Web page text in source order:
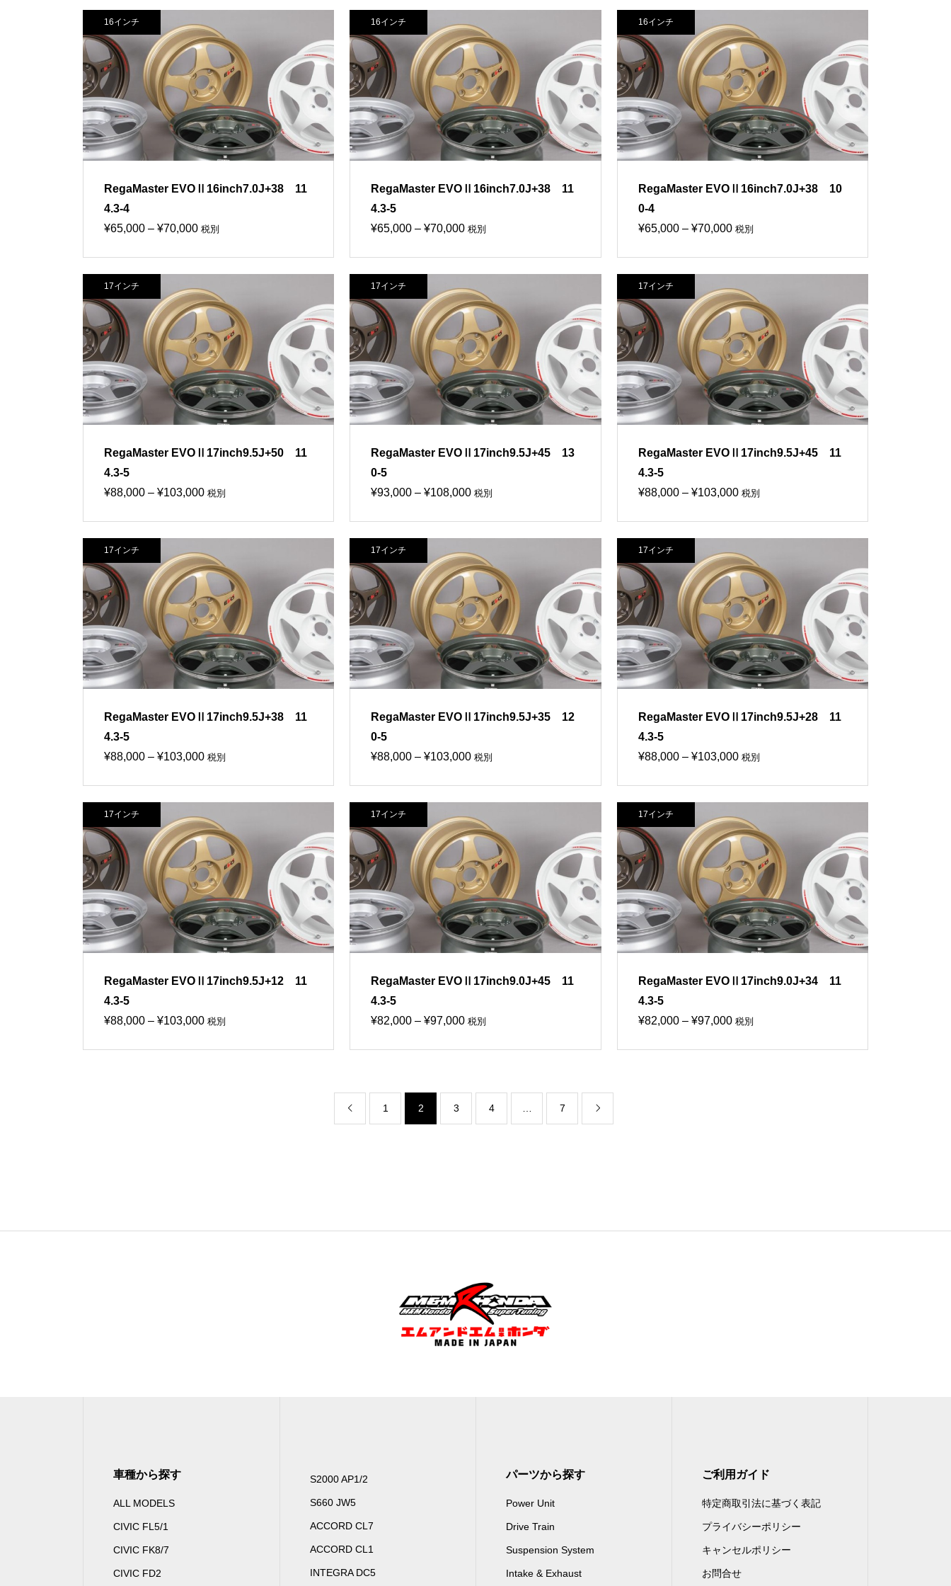
RegaMaster EVOⅡ16inch7.0J+38 11
4.3-4
¥65,000 – ¥70,000価
¥65,000
–
¥70,000
税別
16インチ
RegaMaster EVOⅡ16inch7.0J+38 11
4.3-5
¥65,000 –¥70,000価
¥65,000
–
¥70,000
税別
16インチ
RegaMaster EVOⅡ16inch7.0J+38 10
0-4
¥65,000 – ¥70,000価
¥65,000
–
¥70,000
税別
16インチ
RegaMaster EVOⅡ17inch9.5J+50 11
4.3-5
¥88,000 – ¥103,000価
¥88,000
–
¥103,000
税別
17インチ
RegaMaster EVOⅡ17inch9.5J+45 13
0-5
¥93,000 –¥108,000価
¥93,000
–
¥108,000
税別
17インチ
RegaMaster EVOⅡ17inch9.5J+45 11
4.3-5
¥88,000 – ¥103,000価
¥88,000
–
¥103,000
税別
17インチ
RegaMaster EVOⅡ17inch9.5J+38 11
4.3-5
¥88,000 – ¥103,000価
¥88,000
–
¥103,000
税別
17インチ
RegaMaster EVOⅡ17inch9.5J+35 12
0-5
¥88,000 –¥103,000価
¥88,000
–
¥103,000
税別
17インチ
RegaMaster EVOⅡ17inch9.5J+28 11
4.3-5
¥88,000 – ¥103,000価
¥88,000
–
¥103,000
税別
17インチ
RegaMaster EVOⅡ17inch9.5J+12 11
4.3-5
¥88,000 – ¥103,000価
税別
17インチ
RegaMaster EVOⅡ17inch9.0J+45 11
4.3-5
¥82,000 –¥97,000価
税別
17インチ
RegaMaster EVOⅡ17inch9.0J+34 11
4.3-5
¥82,000 – ¥97,000価
税別
17インチ
 1 2 3 4 … 7 
車種から探す
ALL MODELS
CIVIC FL5/1
CIVIC FK8/7
CIVIC FD2
S2000 AP1/2
S660 JW5
ACCORD CL7
ACCORD CL1
INTEGRA DC5
パーツから探す
Power Unit
Drive Train
Suspension System
Intake & Exhaust
ご利用ガイド
特定商取引法に基づく表記
プライバシーポリシー
キャンセルポリシー
お問合せ